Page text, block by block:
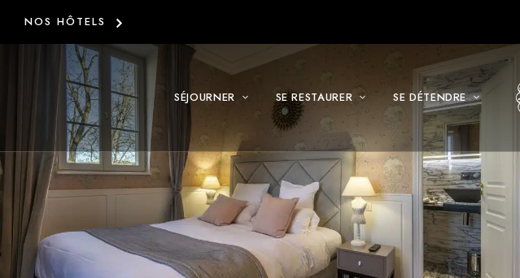
NOS HÔTELS
SÉJOURNER SE RESTAURER SE DÉTENDRE